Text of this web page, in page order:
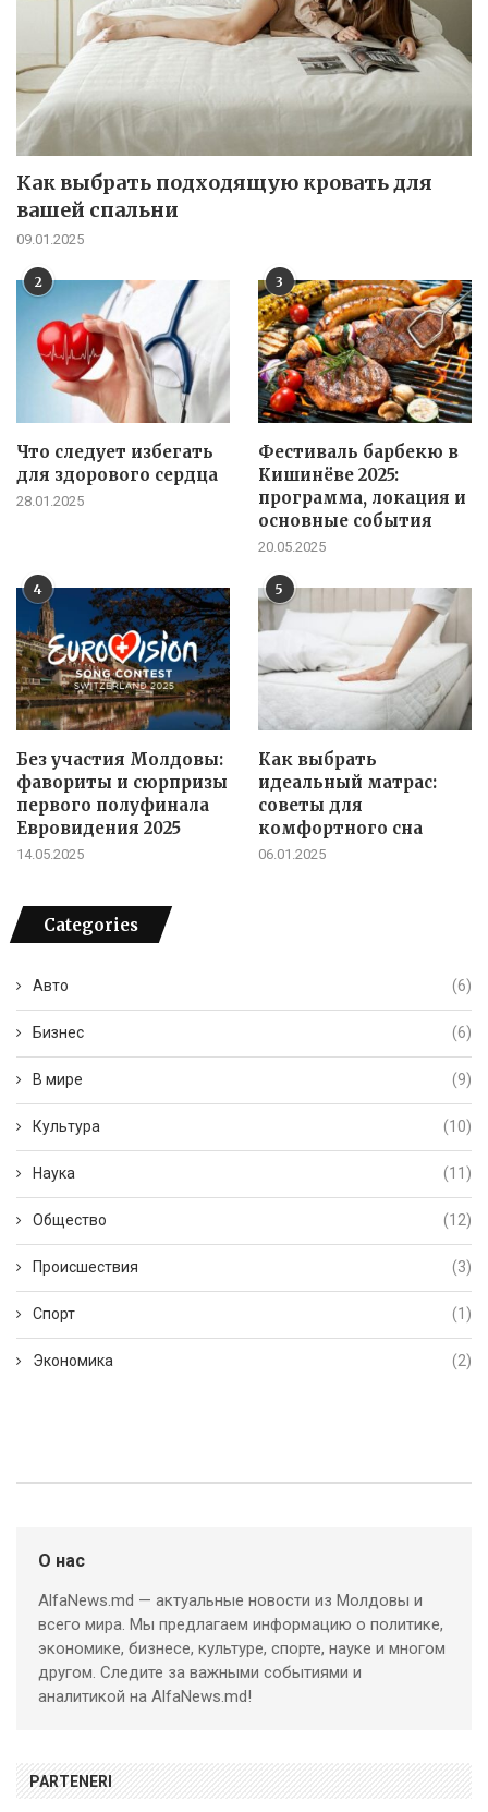
Как выбрать подходящую кровать для
вашей спальни
09.01.2025
2
Что следует избегать
для здорового сердца
28.01.2025
3
Фестиваль барбекю в
Кишинёве 2025:
программа, локация и
основные события
20.05.2025
4
Без участия Молдовы:
фавориты и сюрпризы
первого полуфинала
Евровидения 2025
14.05.2025
5
Как выбрать
идеальный матрас:
советы для
комфортного сна
06.01.2025
Categories
Авто (6)
Бизнес (6)
В мире (9)
Культура (10)
Наука (11)
Общество (12)
Происшествия (3)
Спорт (1)
Экономика (2)
О нас
AlfaNews.md — актуальные новости из Молдовы и
всего мира. Мы предлагаем информацию о политике,
экономике, бизнесе, культуре, спорте, науке и многом
другом. Следите за важными событиями и
аналитикой на AlfaNews.md!
PARTENERI